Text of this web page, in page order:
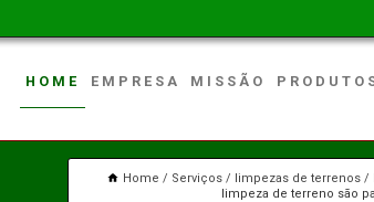
HOME EMPRESA MISSÃO
Home Serviços limpezas de terrenos
limpeza de terreno são